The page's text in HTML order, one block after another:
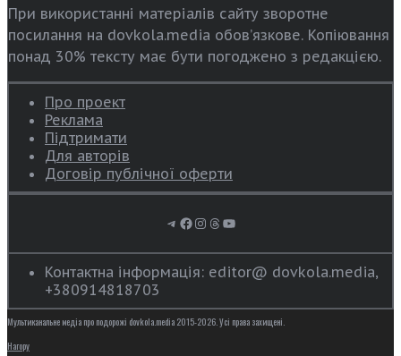
При використанні матеріалів сайту зворотне
посилання на dovkola.media обов’язкове. Копіювання
понад 30% тексту має бути погоджено з редакцією.
Про проект
Реклама
Підтримати
Для авторів
Договір публічної оферти
Telegram
Facebook
Instagram
Threads
YouTube
Контактна інформація: editor@ dovkola.media,
+380914818703
Мультиканальне медіа про подорожі dovkola.media 2015-2026. Усі права захищені.
Нагору